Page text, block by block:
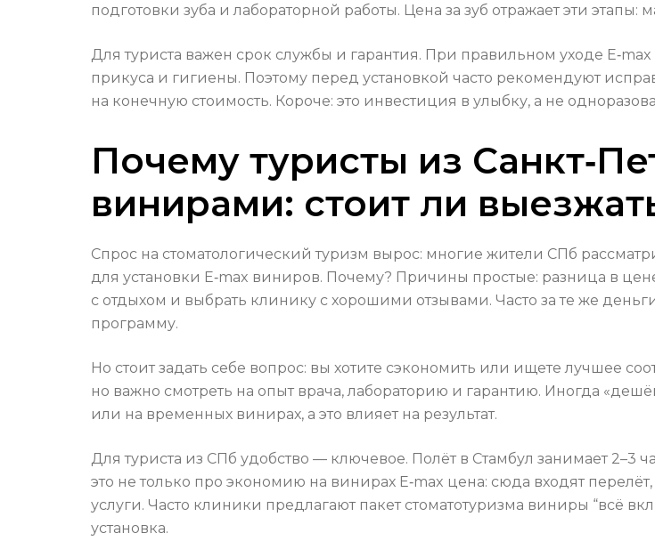
подготовки зуба и лабораторной работы. Цена за зуб отражает эти
Для туриста важен срок службы и гарантия. При правильном уходе
прикуса и гигиены. Поэтому перед установкой часто рекомендуют
на конечную стоимость. Короче: это инвестиция в улыбку, а не
Почему туристы из
винирами: стоит ли
Спрос на стоматологический туризм вырос: многие жители СПб
для установки E‑max виниров. Почему? Причины простые: разница в
с отдыхом и выбрать клинику с хорошими отзывами. Часто за те же
программу.
Но стоит задать себе вопрос: вы хотите сэкономить или ищете лучшее
но важно смотреть на опыт врача, лабораторию и гарантию. Иногда
или на временных винирах, а это влияет на результат.
Для туриста из СПб удобство — ключевое. Полёт в Стамбул занимает 2–3
это не только про экономию на винирах E‑max цена: сюда входят
услуги. Часто клиники предлагают пакет стоматотуризма виниры “всё
установка.